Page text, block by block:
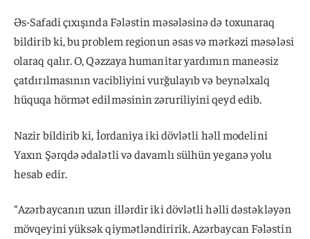
Əs-Safadi çıxışında Fələstin məsələsinə də toxunaraq
bildirib ki, bu problem regionun əsas və mərkəzi məsələsi
olaraq qalır. O, Qəzzaya humanitar yardımın maneəsiz
çatdırılmasının vacibliyini vurğulayıb və beynəlxalq
hüquqa hörmət edilməsinin zəruriliyini qeyd edib.
Nazir bildirib ki, İordaniya iki dövlətli həll modelini
Yaxın Şərqdə ədalətli və davamlı sülhün yeganə yolu
hesab edir.
“Azərbaycanın uzun illərdir iki dövlətli həlli dəstəkləyən
mövqeyini yüksək qiymətləndiririk. Azərbaycan Fələstin